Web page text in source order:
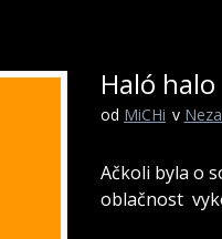
Haló halo
od MiCHi v
Ačkoli byla o
oblačnost